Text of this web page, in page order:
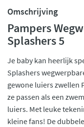
Omschrijving
Pampers
Splashers 5
Je baby kan heerlijk
Splashers
gewone luiers zwellen
ze passen als een
luiers. Met leuke
kleine fans! De